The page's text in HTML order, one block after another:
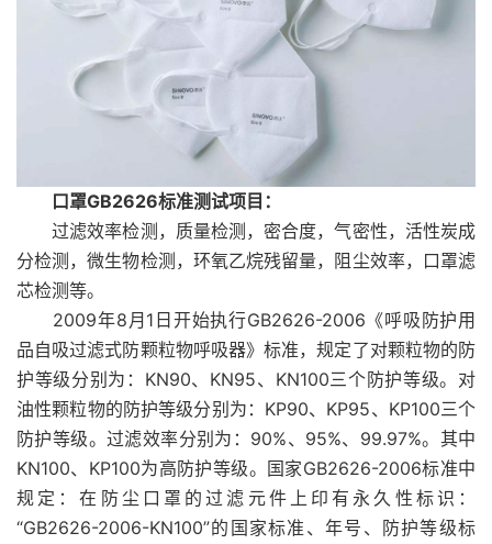
口罩GB2626标准测试项目：
过滤效率检测，质量检测，密合度，气密性，活性炭成
分检测，微生物检测，环氧乙烷残留量，阻尘效率，口罩滤
芯检测等。
2009年8月1日开始执行GB2626-2006《呼吸防护用
品自吸过滤式防颗粒物呼吸器》标准，规定了对颗粒物的防
护等级分别为：KN90、KN95、KN100三个防护等级。对
油性颗粒物的防护等级分别为：KP90、KP95、KP100三个
防护等级。过滤效率分别为：90%、95%、99.97%。其中
KN100、KP100为高防护等级。国家GB2626-2006标准中
规定：在防尘口罩的过滤元件上印有永久性标识：
“GB2626-2006-KN100”的国家标准、年号、防护等级标